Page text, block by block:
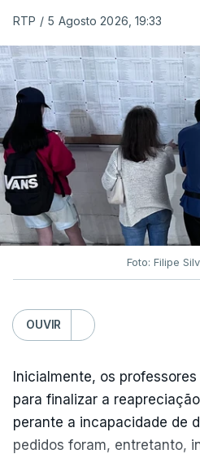
RTP / 5 Agosto 2026, 19:33
Foto: Filipe
OUVIR
Inicialmente, os
para finalizar a
perante a incapacidade de
pedidos foram, entretanto,